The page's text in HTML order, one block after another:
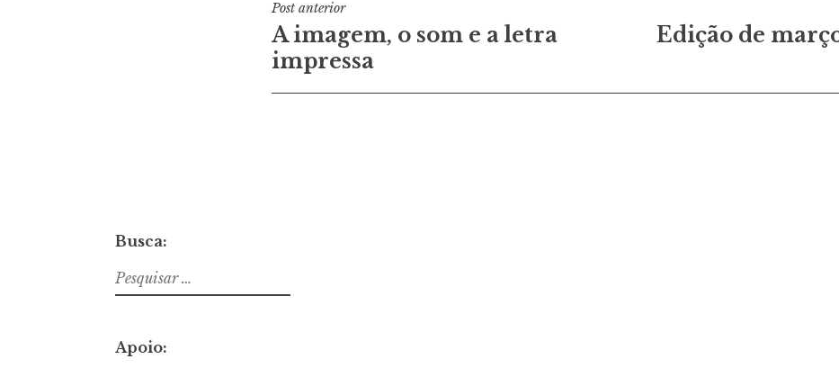
Navegação
de
Post
Post anterior
A imagem, o som e a letra
impressa
Edição de
Busca:
Pesquisar
por:
Apoio: